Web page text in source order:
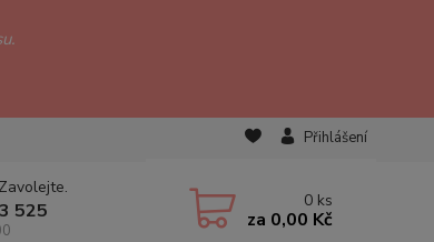
Přihlášení
525 0 ks
za 0,00 Kč